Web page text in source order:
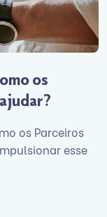
os
os Parceiros
esse